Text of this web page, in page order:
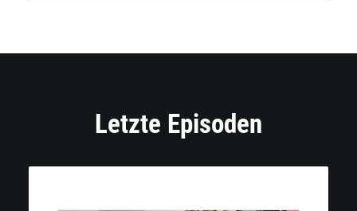
Letzte Episoden